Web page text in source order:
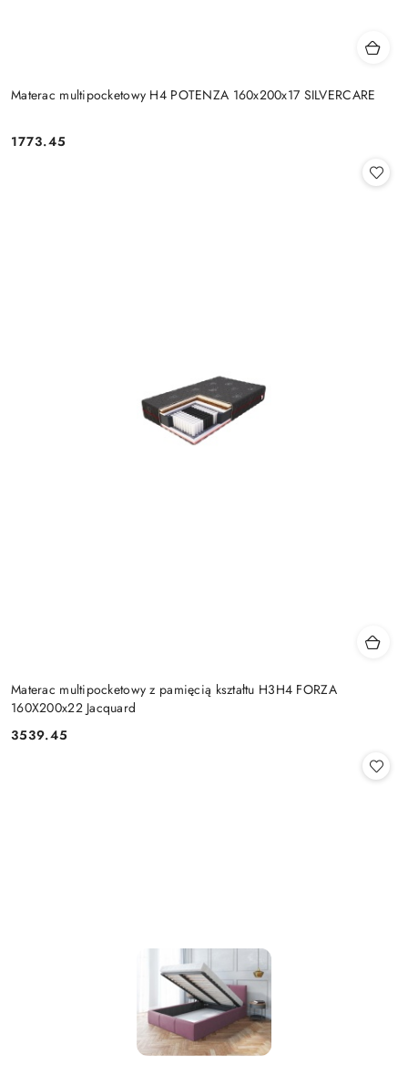
Materac multipocketowy H4 POTENZA 160x200x17 SILVERCARE
Cena:
1773.45
Materac multipocketowy z pamięcią kształtu H3H4 FORZA
160X200x22 Jacquard
Cena:
3539.45